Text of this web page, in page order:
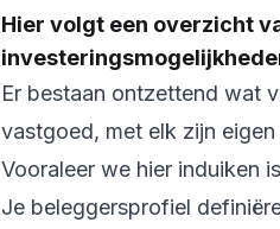
Hier volgt een overzicht
Er bestaan ontzettend wat
vastgoed, met elk zijn
Vooraleer we hier induiken
Je beleggersprofiel